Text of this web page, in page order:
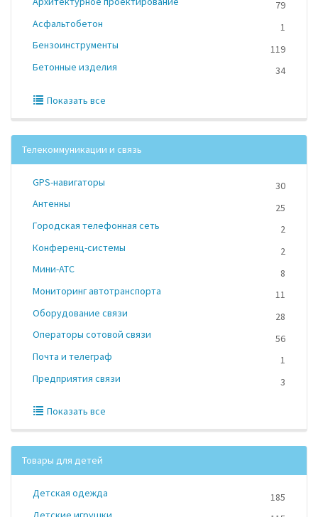
79
Асфальтобетон
1
Бензоинструменты
119
Бетонные изделия
34
Показать все
Телекоммуникации и связь
GPS-навигаторы
30
Антенны
25
Городская телефонная сеть
2
Конференц-системы
2
Мини-АТС
8
Мониторинг автотранспорта
11
Оборудование связи
28
Операторы сотовой связи
56
Почта и телеграф
1
Предприятия связи
3
Показать все
Товары для детей
Детская одежда
185